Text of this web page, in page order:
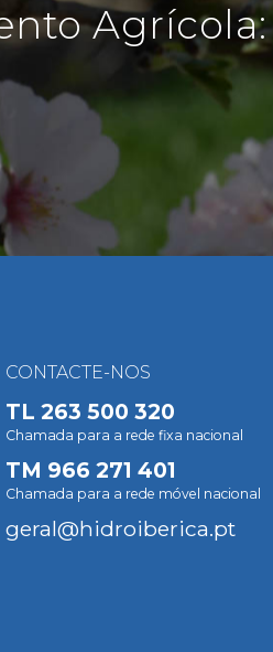
Agrícola:
CONTACTE-NOS
TL 263 500 320
Chamada para a rede fixa nacional
TM 966 271 401
Chamada para a rede móvel nacional
geral@hidroiberica.pt